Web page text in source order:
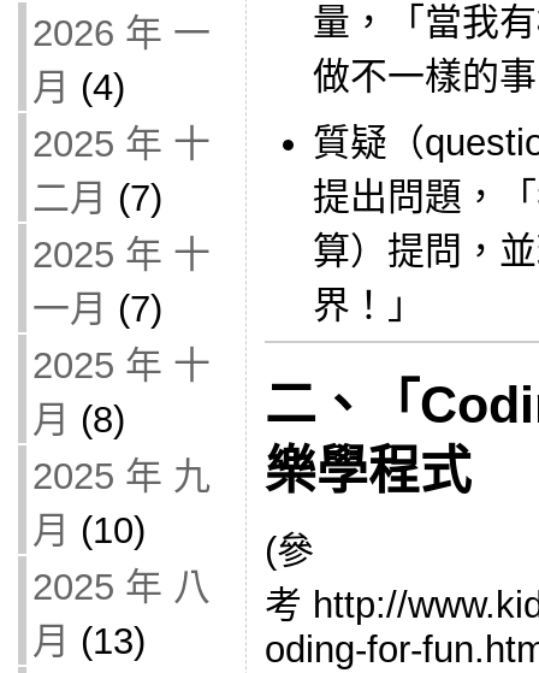
2026 年 一
月 (4)
2025 年 十
二月 (7)
2025 年 十
一月 (7)
2025 年 十
月 (8)
2025 年 九
月 (10)
2025 年 八
月 (13)
量，「當我
做不一樣的
質疑（
提出問題，
算）提問，
界！」
二、「
樂學程式
(參
考 http://
oding-for-